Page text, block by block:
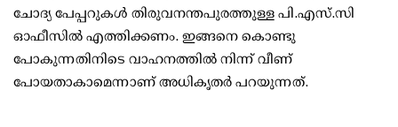
ചോദ്യ പേപ്പറുകള്‍ തിരുവനന്തപുരത്തുള്ള പി.എസ്.സി
ഓഫീസില്‍ എത്തിക്കണം. ഇങ്ങനെ കൊണ്ടു
പോകുന്നതിനിടെ വാഹനത്തില്‍ നിന്ന് വീണ്
പോയതാകാമെന്നാണ് അധികൃതര്‍ പറയുന്നത്.